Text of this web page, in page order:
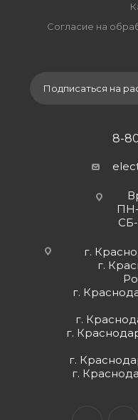
Согласие на
Подписаться на
8-
ПН-
г.
г.
г.
г.
г.
г.
г.